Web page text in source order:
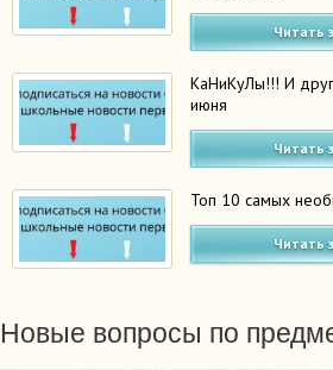
Читать
КаНиКуЛы!!! И
июня
Читать
Топ 10 самых
Читать
Новые вопросы по